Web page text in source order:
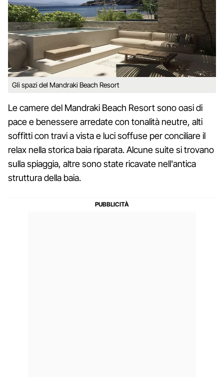
Gli spazi del Mandraki Beach Resort
Le camere del Mandraki Beach Resort sono oasi di
pace e benessere arredate con tonalità neutre, alti
soffitti con travi a vista e luci soffuse per conciliare il
relax nella storica baia riparata. Alcune suite si trovano
sulla spiaggia, altre sono state ricavate nell'antica
struttura della baia.